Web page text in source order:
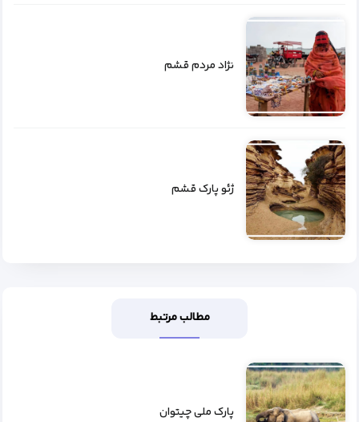
نژاد مردم قشم
ژئو پارک قشم
مطالب مرتبط
پارک ملی چیتوان